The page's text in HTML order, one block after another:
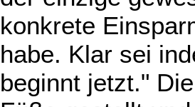
konkrete
habe. Klar sei
beginnt jetzt."